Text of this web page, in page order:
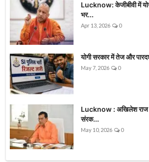
Lucknow: केजीबीवी में
भर...
Apr 13, 2026 0
योगी सरकार में तेज और
May 7, 2026 0
Lucknow : अखिलेश राज में
संरक...
May 10, 2026 0